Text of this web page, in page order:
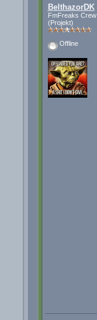
BelthazorDK
FmFreaks Crew
(Projekt)
Offline